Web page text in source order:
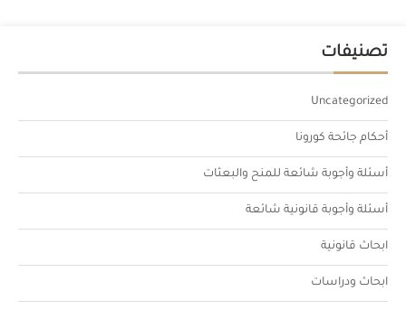
تصنيفات
Uncategorized
أحكام جائحة كورونا
أسئلة وأجوبة شائعة للمنح والبعثات
أسئلة وأجوبة قانونية شائعة
ابحاث قانونية
ابحاث ودراسات